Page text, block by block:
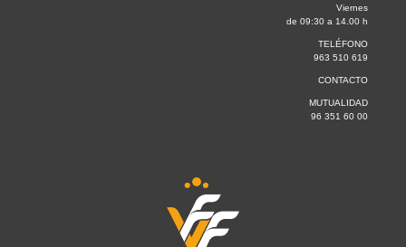
Viernes
de 09:30 a 14.00 h
TELÉFONO
963 510 619
CONTACTO
MUTUALIDAD
96 351 60 00